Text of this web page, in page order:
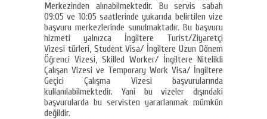
Merkezinden alınabilmektedir. Bu servis sabah
09:05 ve 10:05 saatlerinde yukarıda belirtilen vize
başvuru merkezlerinde sunulmaktadır. Bu başvuru
hizmeti yalnızca İngiltere Turist/Ziyaretçi
Vizesi türleri, Student Visa/ İngiltere Uzun Dönem
Öğrenci Vizesi, Skilled Worker/ İngiltere Nitelikli
Çalışan Vizesi ve Temporary Work Visa/ İngiltere
Geçici Çalışma Vizesi başvurularında
kullanılabilmektedir. Yani bu vizeler dışındaki
başvurularda bu servisten yararlanmak mümkün
değildir.